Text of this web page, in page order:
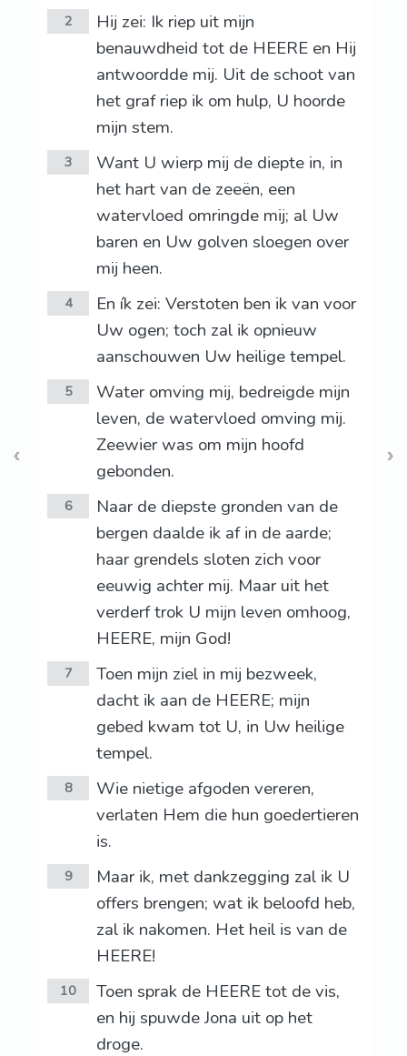
2
Hij zei: Ik riep uit mijn
benauwdheid tot de HEERE en Hij
antwoordde mij. Uit de schoot van
het graf riep ik om hulp, U hoorde
mijn stem.
3
Want U wierp mij de diepte in, in
het hart van de zeeën, een
watervloed omringde mij; al Uw
baren en Uw golven sloegen over
mij heen.
4
En ík zei: Verstoten ben ik van voor
Uw ogen; toch zal ik opnieuw
aanschouwen Uw heilige tempel.
5
Water omving mij, bedreigde mijn
leven, de watervloed omving mij.
Zeewier was om mijn hoofd
gebonden.
6
Naar de diepste gronden van de
bergen daalde ik af in de aarde;
haar grendels sloten zich voor
eeuwig achter mij. Maar uit het
verderf trok U mijn leven omhoog,
HEERE, mijn God!
7
Toen mijn ziel in mij bezweek,
dacht ik aan de HEERE; mijn
gebed kwam tot U, in Uw heilige
tempel.
8
Wie nietige afgoden vereren,
verlaten Hem die hun goedertieren
is.
9
Maar ik, met dankzegging zal ik U
offers brengen; wat ik beloofd heb,
zal ik nakomen. Het heil is van de
HEERE!
10
Toen sprak de HEERE tot de vis,
en hij spuwde Jona uit op het
droge.